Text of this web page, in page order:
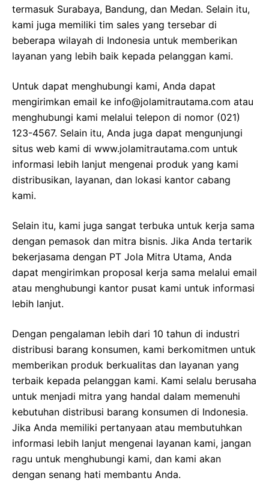
termasuk Surabaya, Bandung, dan Medan. Selain itu,
kami juga memiliki tim sales yang tersebar di
beberapa wilayah di Indonesia untuk memberikan
layanan yang lebih baik kepada pelanggan kami.
Untuk dapat menghubungi kami, Anda dapat
mengirimkan email ke info@jolamitrautama.com atau
menghubungi kami melalui telepon di nomor (021)
123-4567. Selain itu, Anda juga dapat mengunjungi
situs web kami di www.jolamitrautama.com untuk
informasi lebih lanjut mengenai produk yang kami
distribusikan, layanan, dan lokasi kantor cabang
kami.
Selain itu, kami juga sangat terbuka untuk kerja sama
dengan pemasok dan mitra bisnis. Jika Anda tertarik
bekerjasama dengan PT Jola Mitra Utama, Anda
dapat mengirimkan proposal kerja sama melalui email
atau menghubungi kantor pusat kami untuk informasi
lebih lanjut.
Dengan pengalaman lebih dari 10 tahun di industri
distribusi barang konsumen, kami berkomitmen untuk
memberikan produk berkualitas dan layanan yang
terbaik kepada pelanggan kami. Kami selalu berusaha
untuk menjadi mitra yang handal dalam memenuhi
kebutuhan distribusi barang konsumen di Indonesia.
Jika Anda memiliki pertanyaan atau membutuhkan
informasi lebih lanjut mengenai layanan kami, jangan
ragu untuk menghubungi kami, dan kami akan
dengan senang hati membantu Anda.